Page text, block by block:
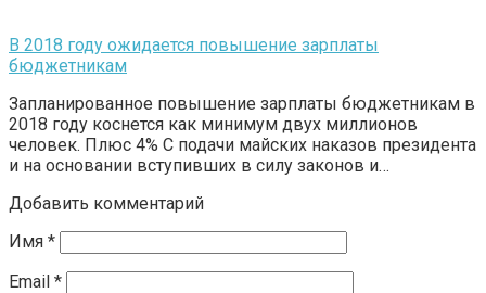
В 2018 году ожидается повышение зарплаты
бюджетникам
Запланированное повышение зарплаты бюджетникам в
2018 году коснется как минимум двух миллионов
человек. Плюс 4% С подачи майских наказов президента
и на основании вступивших в силу законов и…
Добавить комментарий
Имя *
Email *